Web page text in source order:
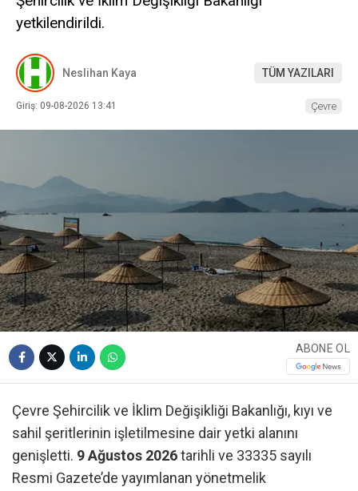
yetkilendirildi.
Neslihan Kaya TÜM YAZILARI
Giriş: 09-08-2026 13:41 Çevre
ABONE OL
Çevre Şehircilik ve İklim Değişikliği Bakanlığı, kıyı ve
sahil şeritlerinin işletilmesine dair yetki alanını
genişletti. 9 Ağustos 2026tarihli ve 33335 sayılı
Resmi Gazete’de yayımlanan yönetmelik